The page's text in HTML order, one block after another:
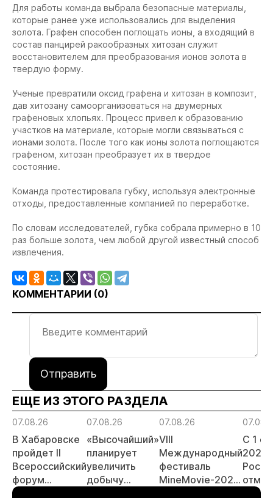
Для работы команда выбрала безопасные материалы,
которые ранее уже использовались для выделения
золота. Графен способен поглощать ионы, а входящий в
состав панцирей ракообразных хитозан служит
восстановителем для преобразования ионов золота в
твердую форму.
Ученые превратили оксид графена и хитозан в композит,
дав хитозану самоорганизоваться на двумерных
графеновых хлопьях. Процесс привел к образованию
участков на материале, которые могли связываться с
ионами золота. После того как ионы золота поглощаются
графеном, хитозан преобразует их в твердое
состояние.
Команда протестировала губку, используя электронные
отходы, предоставленные компанией по переработке.
По словам исследователей, губка собрала примерно в 10
раз больше золота, чем любой другой известный способ
извлечения.
КОММЕНТАРИИ (0)
Отправить
ЕЩЕ ИЗ ЭТОГО РАЗДЕЛА
07.08.26
В Хабаровске
пройдет II
Всероссийский
форум
«Россыпное
07.08.26
«Высочайший»
планирует
увеличить
добычу
07.08.26
VIII
Международный
фестиваль
MineMovie-2026
С 1
2026